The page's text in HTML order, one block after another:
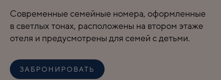
Современные семейные номера, оформленные
в светлых тонах, расположены на втором этаже
отеля и предусмотрены для семей с детьми.
ЗАБРОНИРОВАТЬ